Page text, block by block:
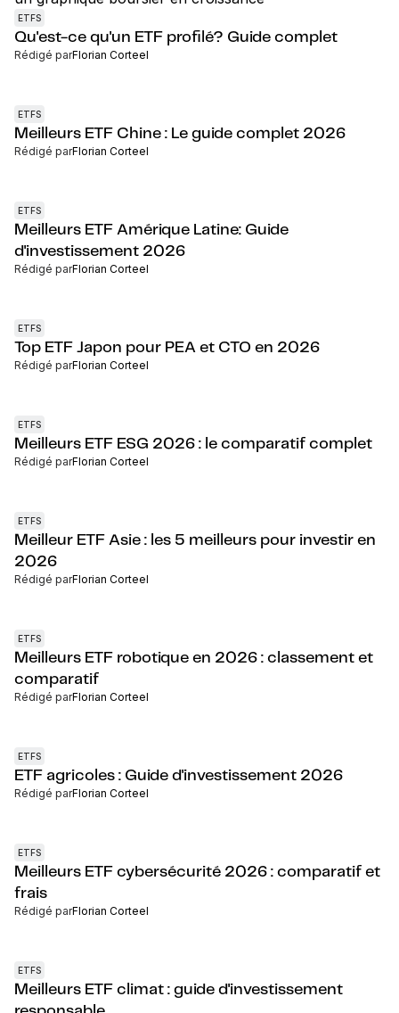
ETFS
Qu'est-ce qu'un ETF profilé? Guide complet
Rédigé parFlorian Corteel
ETFS
Meilleurs ETF Chine : Le guide complet 2026
Rédigé parFlorian Corteel
ETFS
Meilleurs ETF Amérique Latine: Guide
d'investissement 2026
Rédigé parFlorian Corteel
ETFS
Top ETF Japon pour PEA et CTO en 2026
Rédigé parFlorian Corteel
ETFS
Meilleurs ETF ESG 2026 : le comparatif complet
Rédigé parFlorian Corteel
ETFS
Meilleur ETF Asie : les 5 meilleurs pour investir en
2026
Rédigé parFlorian Corteel
ETFS
Meilleurs ETF robotique en 2026 : classement et
comparatif
Rédigé parFlorian Corteel
ETFS
ETF agricoles : Guide d'investissement 2026
Rédigé parFlorian Corteel
ETFS
Meilleurs ETF cybersécurité 2026 : comparatif et
frais
Rédigé parFlorian Corteel
ETFS
Meilleurs ETF climat : guide d'investissement